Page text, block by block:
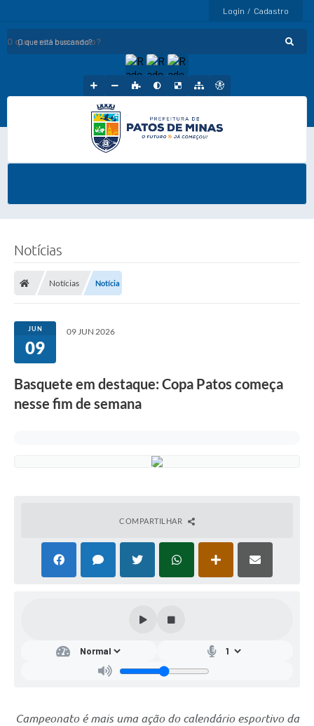
Login / Cadastro
O que está buscando?
Notícias
Notícias Notícia
JUN
09
09 JUN 2026
Basquete em destaque: Copa Patos começa
nesse fim de semana
COMPARTILHAR
Campeonato é mais uma ação do calendário esportivo da